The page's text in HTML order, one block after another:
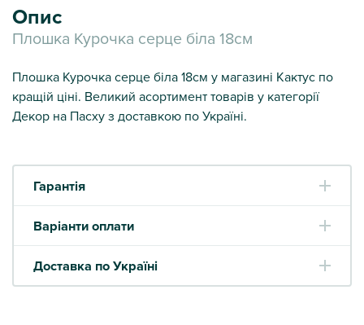
Опис
Плошка Курочка серце біла 18см
Плошка Курочка серце біла 18см у магазині Кактус по
кращій ціні. Великий асортимент товарів у категорії
Декор на Пасху з доставкою по Україні.
Гарантія
Варіанти оплати
Доставка по Україні